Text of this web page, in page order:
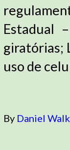
Estadual
giratórias;
uso de
By Daniel